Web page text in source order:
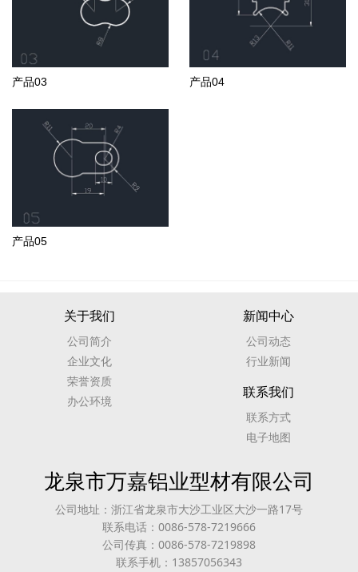
产品03 产品04
产品05
关于我们
公司简介
企业文化
荣誉资质
办公环境
新闻中心
公司动态
行业新闻
联系我们
联系方式
电子地图
龙泉市万嘉铝业型材有限公司
公司地址：浙江省龙泉市大沙工业区大沙一路17号
联系电话：0086-578-7219666
公司传真：0086-578-7219898
联系手机：13857056343